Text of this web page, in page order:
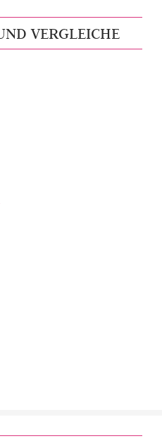
VERGLEICHE